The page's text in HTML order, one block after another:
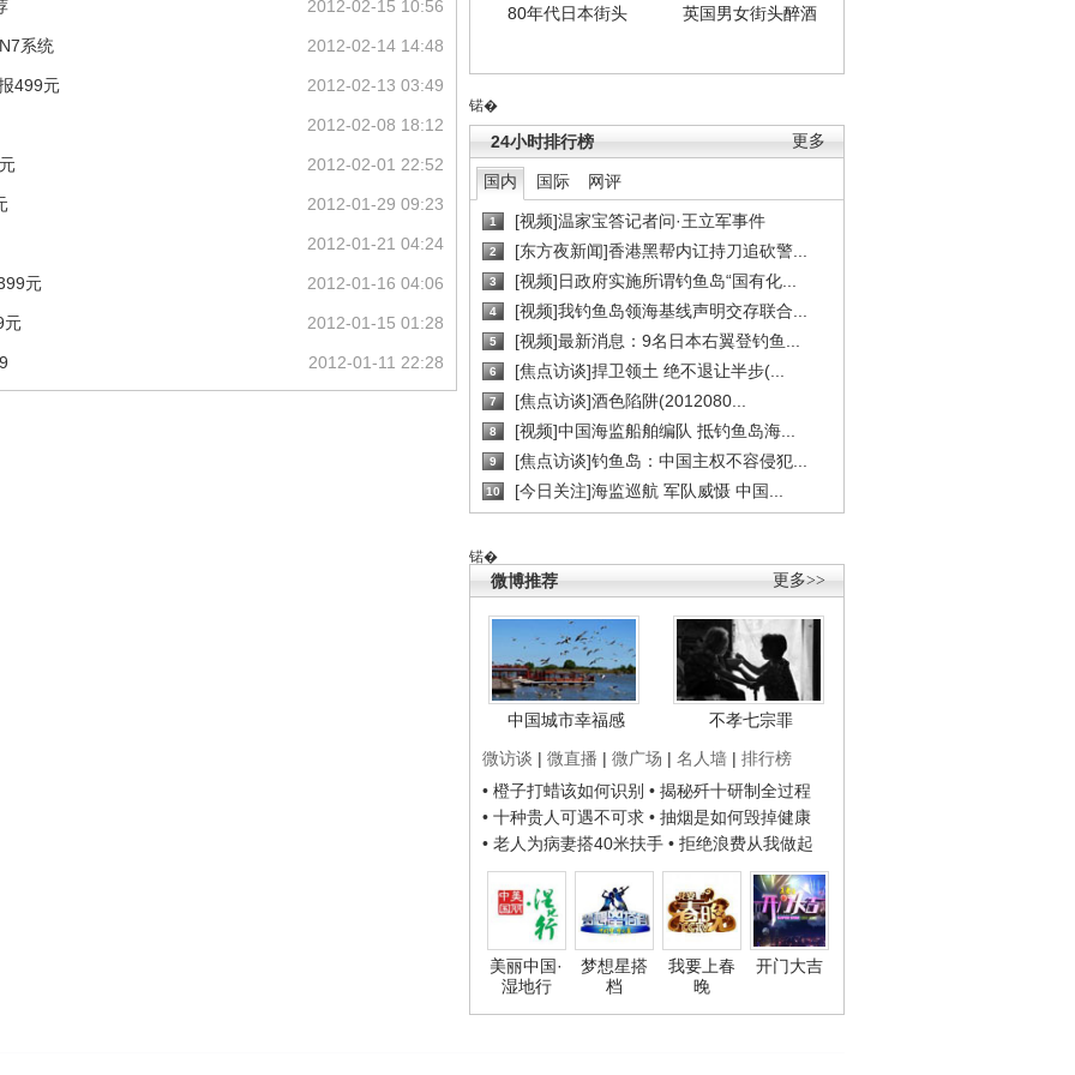
80年代日本街头 英国男女街头醉酒
锘�
更多
24小时排行榜
国内 国际 网评
1 [视频]温家宝答记者问·王立军事件
2 [东方夜新闻]香港黑帮内讧持刀追砍警...
3 [视频]日政府实施所谓钓鱼岛“国有化...
4 [视频]我钓鱼岛领海基线声明交存联合...
5 [视频]最新消息：9名日本右翼登钓鱼...
6 [焦点访谈]捍卫领土 绝不退让半步(...
7 [焦点访谈]酒色陷阱(2012080...
8 [视频]中国海监船舶编队 抵钓鱼岛海...
9 [焦点访谈]钓鱼岛：中国主权不容侵犯...
10 [今日关注]海监巡航 军队威慑 中国...
锘�
更多>>
微博推荐
中国城市幸福感
不孝七宗罪
微访谈 | 微直播 | 微广场 | 名人墙 | 排行榜
• 橙子打蜡该如何识别 • 揭秘歼十研制全过程
• 十种贵人可遇不可求 • 抽烟是如何毁掉健康
• 老人为病妻搭40米扶手 • 拒绝浪费从我做起
美丽中国·
湿地行
梦想星搭
档
我要上春
晚
开门大吉
2012-02-15 10:56
2012-02-14 14:48
系统
2012-02-13 03:49
499元
2012-02-08 18:12
2012-02-01 22:52
2012-01-29 09:23
2012-01-21 04:24
2012-01-16 04:06
元
2012-01-15 01:28
元
2012-01-11 22:28